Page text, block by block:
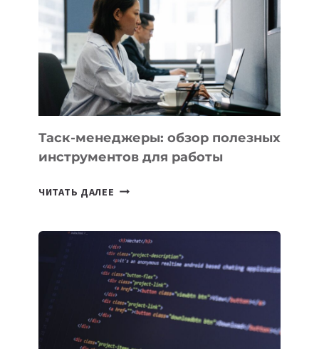
КАКИЕ
3
ЗАДАЧИ
ЕМУ
МОЖНО
ПОРУЧИТЬ
УЖЕ
СЕГОДНЯ
Таск-менеджеры: обзор полезных
инструментов для работы
ЧИТАТЬ ДАЛЕЕ ТАСК-
ПОЛЕЗНЫХ
ИНСТРУМЕНТОВ
ДЛЯ
РАБОТЫ